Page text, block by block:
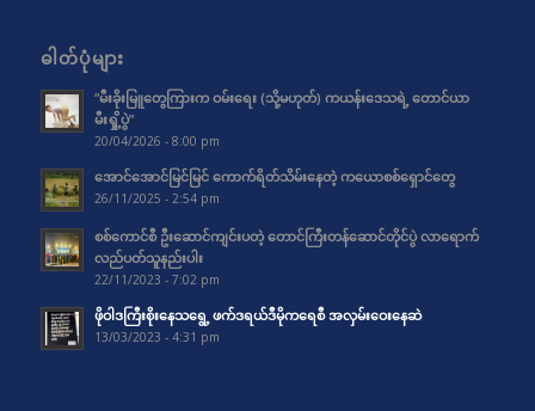
ဓါတ်ပုံများ
“မီးခိုးမြူတွေကြားက ဝမ်းရေး (သို့မဟုတ်) ကယန်းဒေသရဲ့ တောင်ယာ
မီးရှို့ပွဲ”
20/04/2026 - 8:00 pm
အောင်အောင်မြင်မြင် ကောက်ရိတ်သိမ်းနေတဲ့ ကယောစစ်ရှောင်တွေ
26/11/2025 - 2:54 pm
စစ်ကောင်စီ ဦးဆောင်ကျင်းပတဲ့ တောင်ကြီးတန်ဆောင်တိုင်ပွဲ လာရောက်
လည်ပတ်သူနည်းပါး
22/11/2023 - 7:02 pm
ဖိုဝါဒကြီးစိုးနေသရွေ့ ဖက်ဒရယ်ဒီမိုကရေစီ အလှမ်းဝေးနေဆဲ
13/03/2023 - 4:31 pm